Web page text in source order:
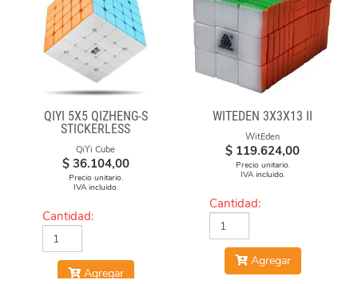
QIYI 5X5 QIZHENG-S
STICKERLESS
QiYi Cube
$ 36.104,00
Precio unitario.
IVA incluido.
Cantidad:
Agregar
WITEDEN 3X3X13 II
WitEden
$ 119.624,00
Precio unitario.
IVA incluido.
Cantidad:
Agregar